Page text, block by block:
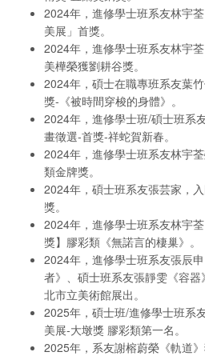
2024年，進修學士班系友林宇
美展」首獎。
2024年，進修學士班系友林宇
美樺榮獲劉耕谷獎。
2024年，碩士在職專班系友葉
獎-《被時間穿梭的身體》。
2024年，進修學士班/碩士班系
畫徵選-首獎-祥蛇賀新春。
2024年，進修學士班系友林宇
類金牌獎。
2024年，碩士班系友張芸家，
獎。
2024年，進修學士班系友林宇
獎】膠彩類《無諾言的棲巢》。
2024年，進修學士班系友張辰
者》、碩士班系友張靜雯《容
北市立美術館展出。
2025年，碩士班/進修學士班系
美展-大墩獎 膠彩類第一名。
2025年，系友謝榕蔚榮《軌道